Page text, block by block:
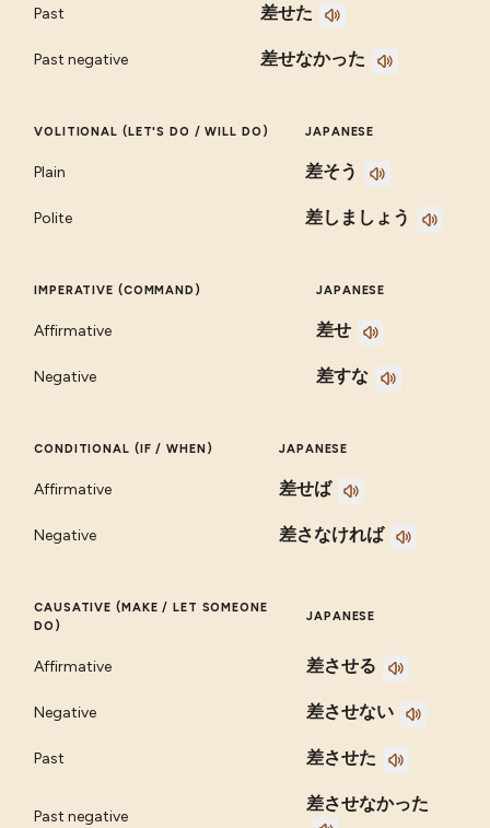
Past 差せた
Past negative 差せなかった
VOLITIONAL (LET'S DO / WILL DO) JAPANESE
Plain 差そう
Polite 差しましょう
IMPERATIVE (COMMAND) JAPANESE
Affirmative 差せ
Negative 差すな
CONDITIONAL (IF / WHEN) JAPANESE
Affirmative 差せば
Negative 差さなければ
CAUSATIVE (MAKE / LET SOMEONE
DO)
JAPANESE
Affirmative 差させる
Negative 差させない
Past 差させた
Past negative
差させなかった